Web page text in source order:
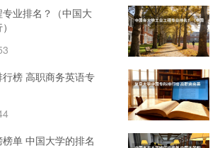
业排名？（中国大
榜 高职商务英语专
单 中国大学的排名